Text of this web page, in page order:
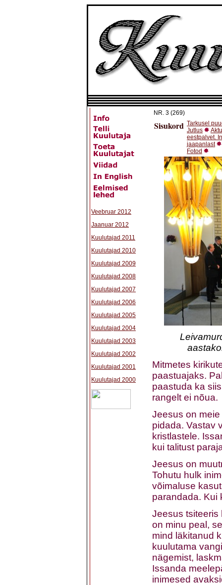
Veebruar 2012
Jaanuar 2012
Kuulutajad 2011
Kuulutajad 2010
Kuulutajad 2009
Kuulutajad 2008
Kuulutajad 2007
Kuulutajad 2006
Kuulutajad 2005
Kuulutajad 2004
Kuulutajad 2003
Kuulutajad 2002
Kuulutajad 2001
Kuulutajad 2000
NR. 3 (269)
Sisukord Tarkusel
Jutlus
eestpalvet.
jaapanlast
Fotod
Mitmetes
paastuajaks.
paastuda ka
rangelt ei nõua.
Jeesus on
pidada. Vastav
kristlastele.
kui talitust
Jeesus on
Tohutu hulk
võimaluse
parandada. Kui
Jeesus tsiteeris
on minu peal,
mind läkitanud
kuulutama
nägemist,
Issanda
inimesed